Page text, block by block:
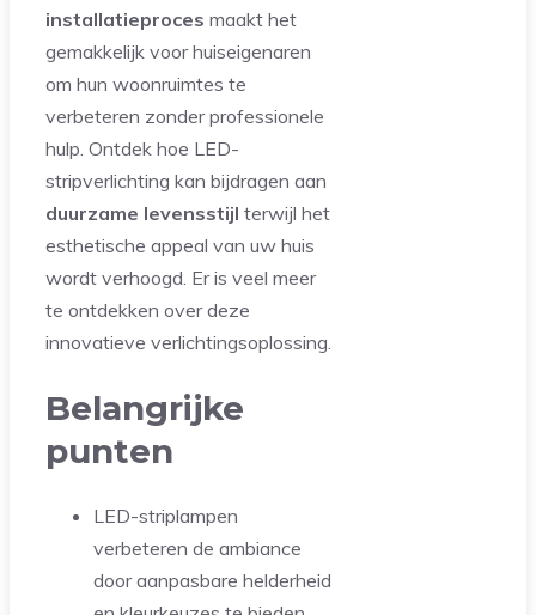
installatieproces maakt het
gemakkelijk voor huiseigenaren
om hun woonruimtes te
verbeteren zonder professionele
hulp. Ontdek hoe LED-
stripverlichting kan bijdragen aan
duurzame levensstijl terwijl het
esthetische appeal van uw huis
wordt verhoogd. Er is veel meer
te ontdekken over deze
innovatieve verlichtingsoplossing.
Belangrijke
punten
LED-striplampen
verbeteren de ambiance
door aanpasbare helderheid